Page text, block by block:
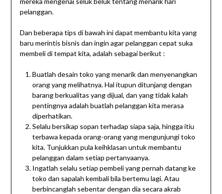
pelanggan.
Dan beberapa tips di bawah ini dapat membantu kita yang
baru merintis bisnis dan ingin agar pelanggan cepat suka
membeli di tempat kita, adalah sebagai berikut :
Buatlah desain toko yang menarik dan menyenangkan
orang yang melihatnya. Hal itupun ditunjang dengan
barang berkualitas yang dijual, dan yang tidak kalah
pentingnya adalah buatlah pelanggan kita merasa
diperhatikan.
Selalu bersikap sopan terhadap siapa saja, hingga itiu
terbawa kepada orang-orang yang mengunjungi toko
kita. Tunjukkan pula keihklasan untuk membantu
pelanggan dalam setiap pertanyaanya.
Ingatlah selalu setiap pembeli yang pernah datang ke
toko dan sapalah kembali bila bertemu lagi. Atau
berbincanglah sebentar dengan dia secara akrab